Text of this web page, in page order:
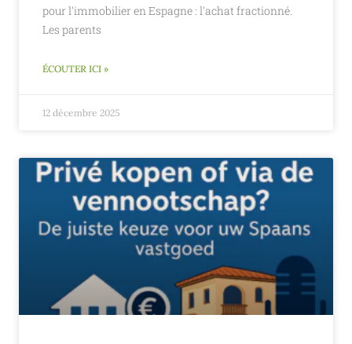
pour l'immobilier en Espagne : l'achat fractionné.
Les parents
ÉCOUTER ICI »
12 décembre 2025